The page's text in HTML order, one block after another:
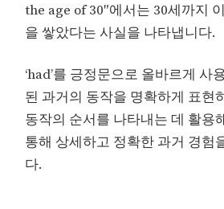
the age of 30″에서는 30세까지
을 쌓았다는 사실을 나타냅니다.
‘had’를 긍정문으로 올바르게 사
된 과거의 동작을 명확하게 표현
동작의 순서를 나타내는 데 활용
통해 상세하고 정확한 과거 경험
다.